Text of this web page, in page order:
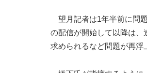
望月記者は1年半前に問
の配信が開始して以降は、
求められるなど問題が再浮